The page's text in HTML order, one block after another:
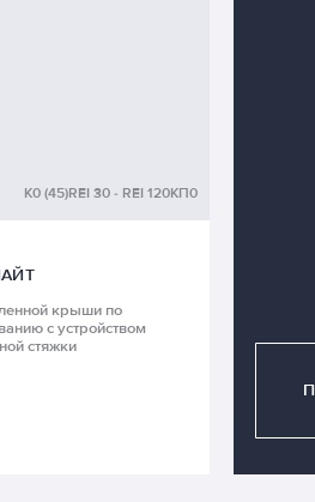
К0 (45)REI 30 - REI 120КП0
крыши по
с устройством
стяжки